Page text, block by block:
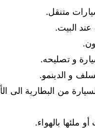
متنقل.
البيت.
و تصليحه.
و الدينمو.
من البطارية الى
ملئها بالهواء.